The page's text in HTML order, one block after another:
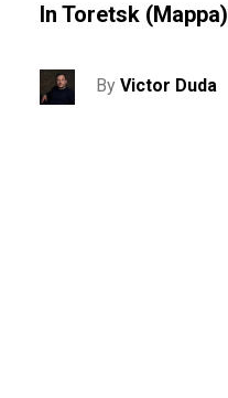
In Toretsk (mappa)
ByVictor Duda